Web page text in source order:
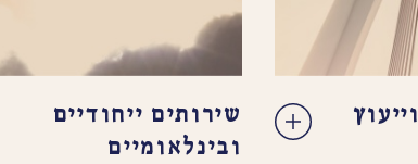
שירותים ייחודיים
ובינלאומיים